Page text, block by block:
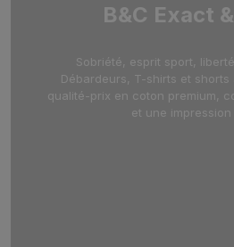
B&C Exact
Sobriété, esprit sport,
Débardeurs, T-shirts et
qualité-prix en coton premium,
et une impression